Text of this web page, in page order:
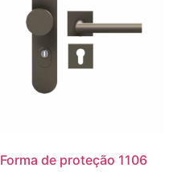
Forma de proteção 1106